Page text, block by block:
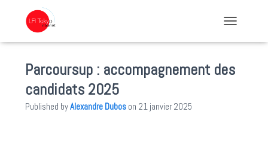
Parcoursup : accompagnement des
candidats 2025
Published byAlexandre Dubos on 21 janvier 2025